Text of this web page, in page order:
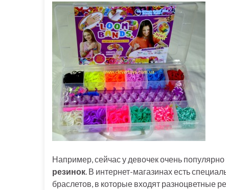
Например, сейчас у девочек очень
резинок. В интернет-магазинах есть
браслетов, в которые входят разноцветные